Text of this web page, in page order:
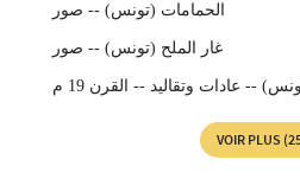
الحمامات (تونس) -- صور
غار الملح (تونس) -- صور
-- عادات وتقاليد -- القرن 19 م
VOIR PLUS